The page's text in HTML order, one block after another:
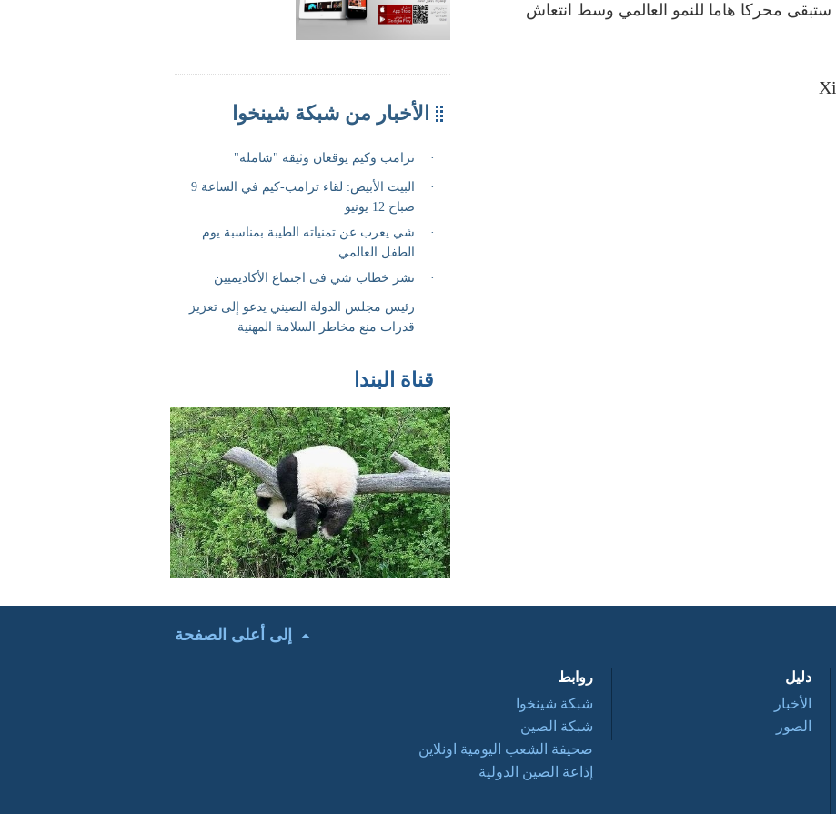
قناة البندا
محركا هاما للنمو العالمي وسط انتعاش
إلى أعلى الصفحة
دليل
الأخبار
الصور
روابط
شبكة شينخوا
شبكة الصين
صحيفة الشعب اليومية اونلاين
إذاعة الصين الدولية